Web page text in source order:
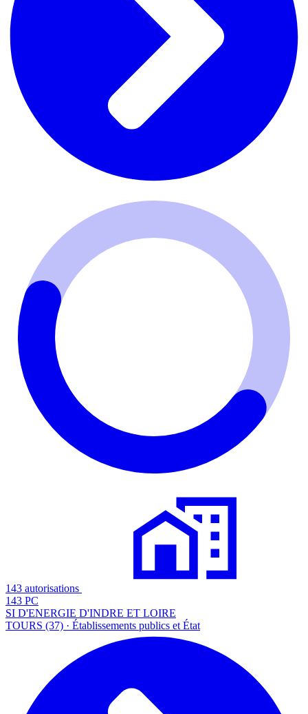
143 autorisations
143 PC
SI D'ENERGIE D'INDRE ET LOIRE
TOURS (37) · Établissements publics et État